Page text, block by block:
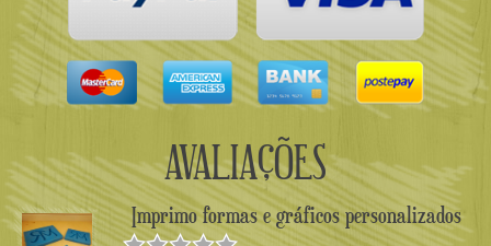
AVALIAÇÕES
Imprimo formas e gráficos personalizados